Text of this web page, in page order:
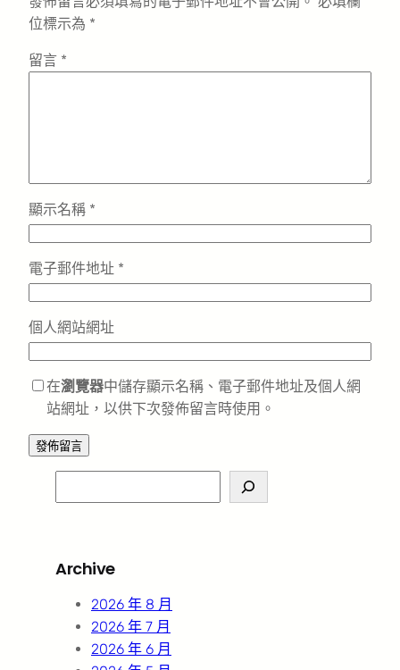
位標示為 *
留言 *
顯示名稱 *
電子郵件地址 *
個人網站網址
在瀏覽器中儲存顯示名稱、電子郵件地址及個人網
站網址，以供下次發佈留言時使用。
e
c
Archive
2026 年 8 月
2026 年 7 月
2026 年 6 月